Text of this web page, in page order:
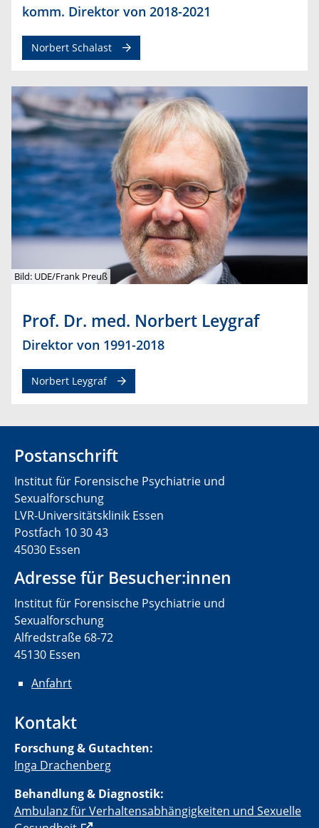
komm. Direktor von 2018-2021
Norbert Schalast
Bild: UDE/Frank Preuß
Prof. Dr. med. Norbert Leygraf
Direktor von 1991-2018
Norbert Leygraf
Postanschrift
Institut für Forensische Psychiatrie und
Sexualforschung
LVR-Universitätsklinik Essen
Postfach 10 30 43
45030 Essen
Adresse für Besucher:innen
Institut für Forensische Psychiatrie und
Sexualforschung
Alfredstraße 68-72
45130 Essen
Anfahrt
Kontakt
Forschung & Gutachten:
Inga Drachenberg
Behandlung & Diagnostik:
Ambulanz für Verhaltensabhängigkeiten und Sexuelle